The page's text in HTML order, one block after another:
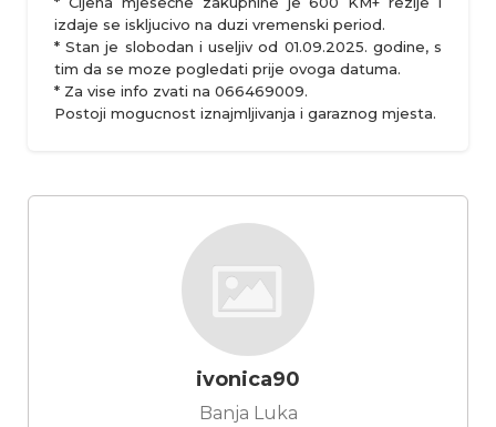
izdaje se iskljucivo na duzi vremenski period.
* Stan je slobodan i useljiv od 01.09.2025. godine, s
tim da se moze pogledati prije ovoga datuma.
* Za vise info zvati na 066469009.
Postoji mogucnost iznajmljivanja i garaznog mjesta.
ivonica90
Banja Luka